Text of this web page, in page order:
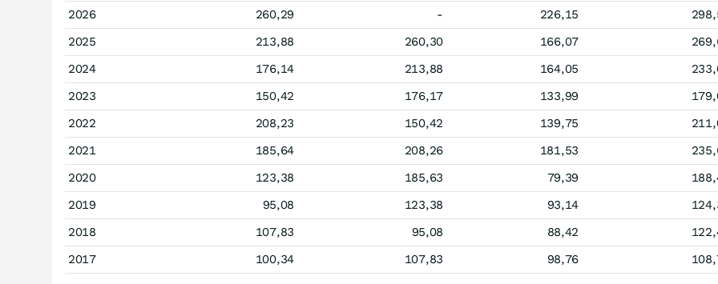
2026 260,29 - 226,15
2025
213,88 260,30 166,07
2024
176,14 213,88 164,05
2023
150,42 176,17 133,99
2022
208,23 150,42 139,75
2021
185,64 208,26 181,53
2020
123,38 185,63 79,39
2019
95,08 123,38 93,14
2018
107,83 95,08 88,42
2017
100,34 107,83 98,76